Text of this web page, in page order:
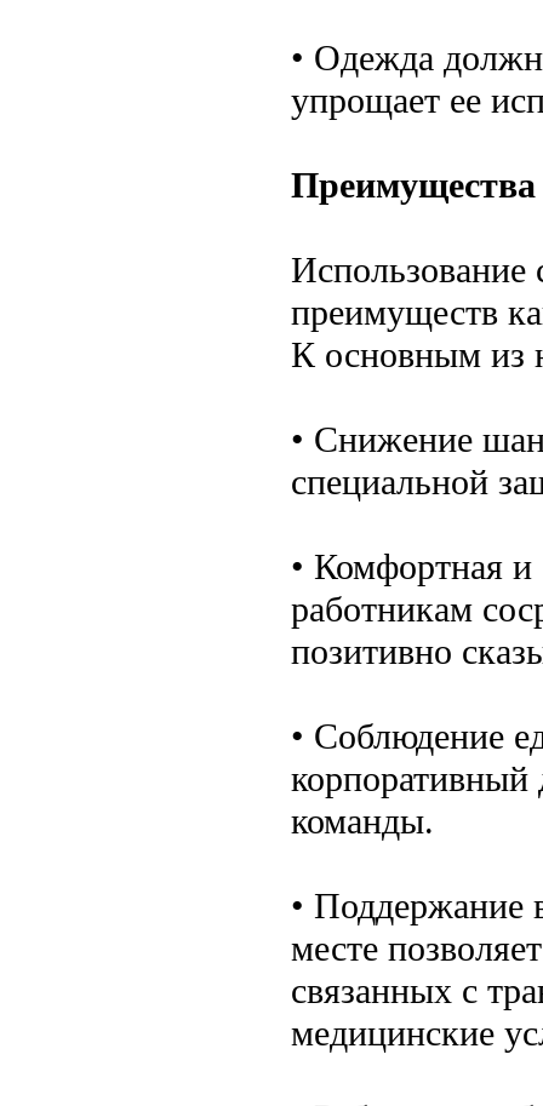
• Одежда
упрощает ее
Преимущества
преимуществ
К основным из
• Снижение
специальной
• Комфортная и
работникам
позитивно
• Соблюдение
корпоративный
команды.
• Поддержание
месте
связанных с
медицинские